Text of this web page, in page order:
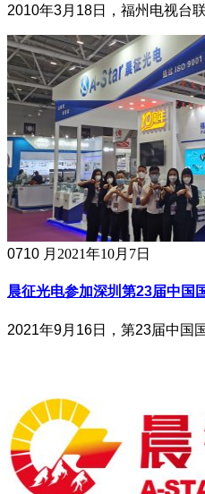
2010年3月18日，福州电视台
0710 月 2021年10月7日
晨征光电参加深圳第23届中国
2021年9月16日，第23届中国